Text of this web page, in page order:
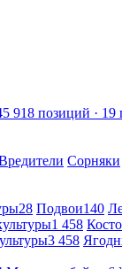
918 позиций · 19
Сорняки
28 Подвои140
1 458
3 458